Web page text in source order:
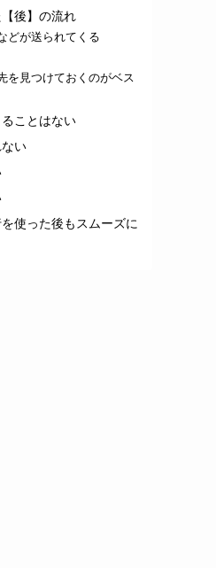
後】の流れ
どが送られてくる
を見つけておくのがベス
ことはない
い
使った後もスムーズに